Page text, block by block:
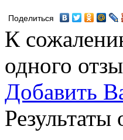
Поделиться
К
одного
Добавить
Результаты